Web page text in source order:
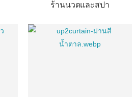
ร้านนวดและสปา